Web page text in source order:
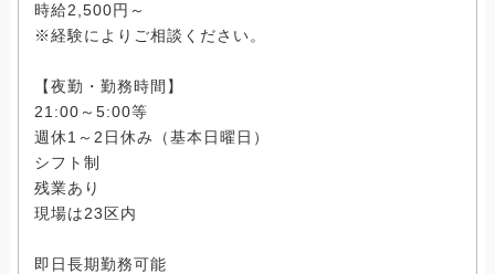
時給2,500円～
※経験によりご相談ください。
【夜勤・勤務時間】
21:00～5:00等
週休1～2日休み（基本日曜日）
シフト制
残業あり
現場は23区内
即日長期勤務可能